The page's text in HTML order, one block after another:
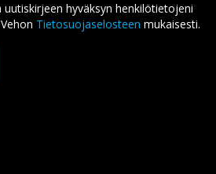
uutiskirjeen hyväksyn henkilötietojeni
Tietosuojaselosteen mukaisesti.